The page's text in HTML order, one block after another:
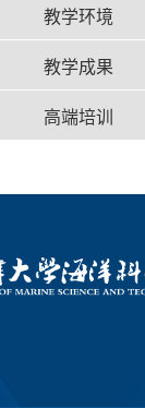
教学环境
教学成果
高端培训